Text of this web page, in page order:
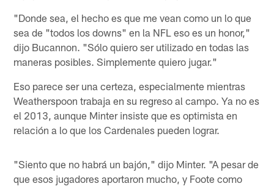
"Donde sea, el hecho es que me vean como un lo que
sea de "todos los downs" en la NFL eso es un honor,"
dijo Bucannon. "Sólo quiero ser utilizado en todas las
maneras posibles. Simplemente quiero jugar."
Eso parece ser una certeza, especialmente mientras
Weatherspoon trabaja en su regreso al campo. Ya no es
el 2013, aunque Minter insiste que es optimista en
relación a lo que los Cardenales pueden lograr.
"Siento que no habrá un bajón," dijo Minter. "A pesar de
que esos jugadores aportaron mucho, y Foote como